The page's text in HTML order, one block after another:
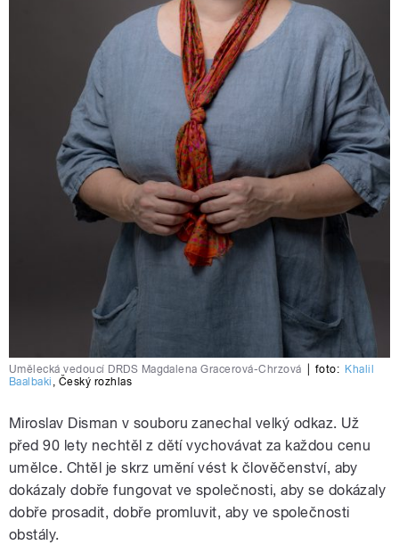
Umělecká vedoucí DRDS Magdalena Gracerová-Chrzová foto: Khalil
Baalbaki , Český rozhlas
Miroslav Disman v souboru zanechal velký odkaz. Už
před 90 lety nechtěl z dětí vychovávat za každou cenu
umělce. Chtěl je skrz umění vést k člověčenství, aby
dokázaly dobře fungovat ve společnosti, aby se dokázaly
dobře prosadit, dobře promluvit, aby ve společnosti
obstály.